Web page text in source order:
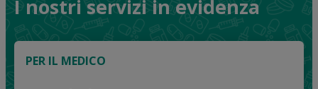
I nostri servizi in evidenza
PER IL MEDICO